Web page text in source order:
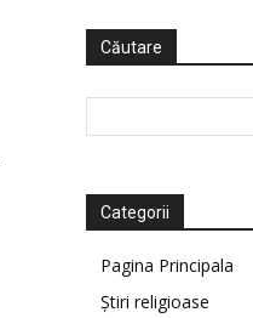
Căutare
Categorii
Pagina Principala
Știri religioase